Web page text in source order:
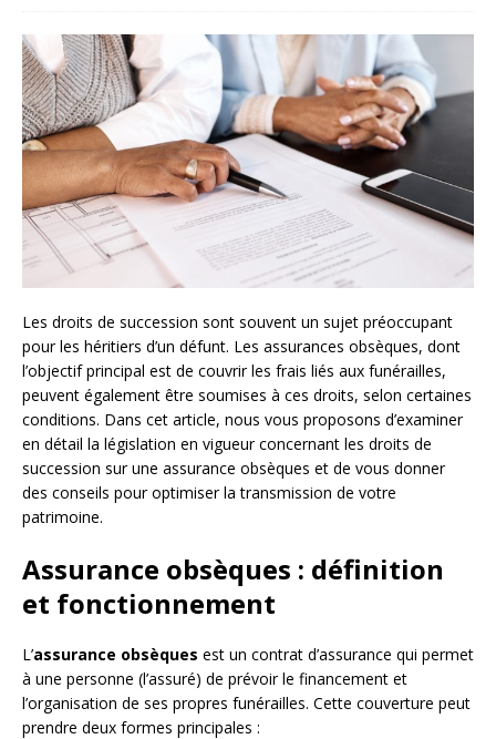
Les droits de succession sont souvent un sujet préoccupant
pour les héritiers d’un défunt. Les assurances obsèques, dont
l’objectif principal est de couvrir les frais liés aux funérailles,
peuvent également être soumises à ces droits, selon certaines
conditions. Dans cet article, nous vous proposons d’examiner
en détail la législation en vigueur concernant les droits de
succession sur une assurance obsèques et de vous donner
des conseils pour optimiser la transmission de votre
patrimoine.
Assurance obsèques : définition
et fonctionnement
L’assurance obsèques est un contrat d’assurance qui permet
à une personne (l’assuré) de prévoir le financement et
l’organisation de ses propres funérailles. Cette couverture peut
prendre deux formes principales :